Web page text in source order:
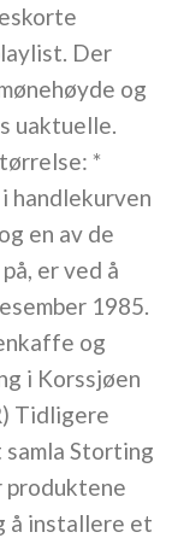
Der
og
uaktuelle.
*
handlekurven
en av de
er ved å
1985.
og
i Korssjøen
Tidligere
Storting
produktene
å installere et